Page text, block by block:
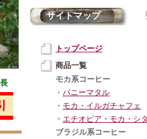
サイトマップ
トップページ
商品一覧
モカ系コーヒー
・ バニーマタル
・ モカ・イルガチャフェ
・ エチオピア・モカ・シ
ブラジル系コーヒー